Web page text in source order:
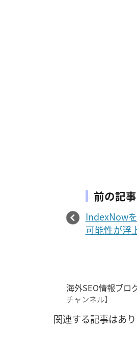
前の記事
IndexNow
可能性が浮
海外SEO情報ブロ
チャンネル】
関連する記事はあ